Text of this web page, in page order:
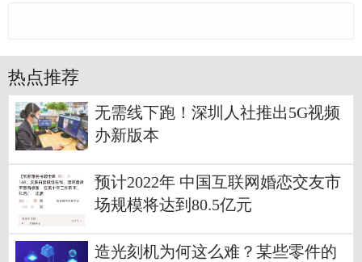
热点推荐
无需线下跑！深圳人社推出5G视频
办新版本
预计2022年 中国互联网婚恋交友市
场规模将达到80.5亿元
造光刻机为何这么难？某些零件的